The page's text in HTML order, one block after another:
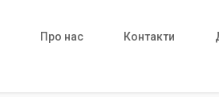
Про нас Контакти